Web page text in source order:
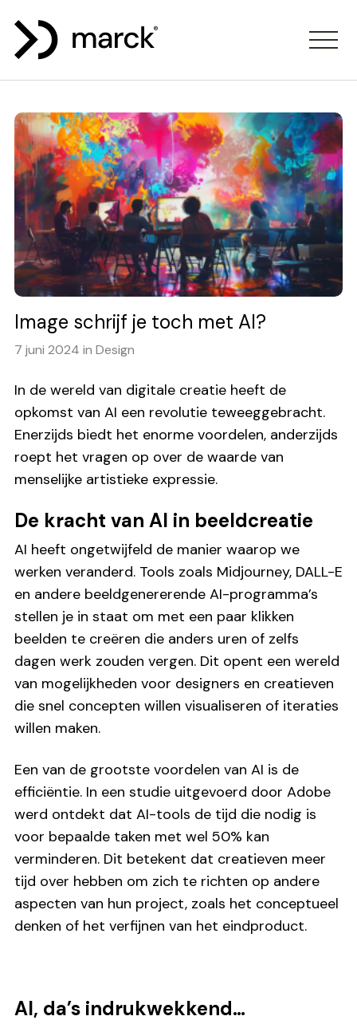
Image schrijf je toch met AI?
7 juni 2024 in Design
In de wereld van digitale creatie heeft de
opkomst van AI een revolutie teweeggebracht.
Enerzijds biedt het enorme voordelen, anderzijds
roept het vragen op over de waarde van
menselijke artistieke expressie.
De kracht van AI in beeldcreatie
AI heeft ongetwijfeld de manier waarop we
werken veranderd. Tools zoals Midjourney, DALL-E
en andere beeldgenererende AI-programma’s
stellen je in staat om met een paar klikken
beelden te creëren die anders uren of zelfs
dagen werk zouden vergen. Dit opent een wereld
van mogelijkheden voor designers en creatieven
die snel concepten willen visualiseren of iteraties
willen maken.
Een van de grootste voordelen van AI is de
efficiëntie. In een studie uitgevoerd door Adobe
werd ontdekt dat AI-tools de tijd die nodig is
voor bepaalde taken met wel 50% kan
verminderen. Dit betekent dat creatieven meer
tijd over hebben om zich te richten op andere
aspecten van hun project, zoals het conceptueel
denken of het verfijnen van het eindproduct.
AI, da’s indrukwekkend…